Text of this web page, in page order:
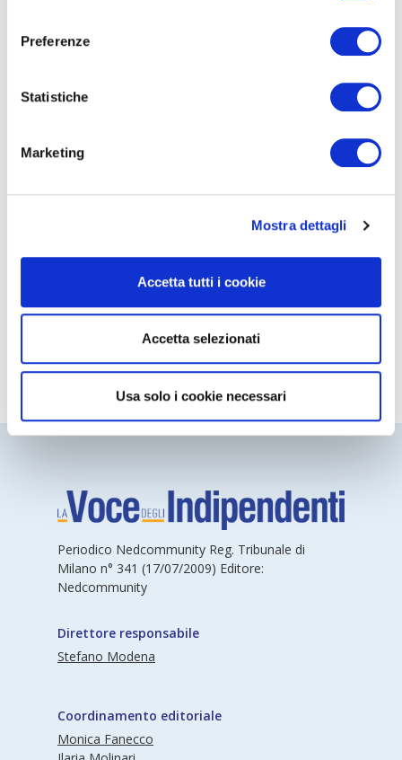
Preferenze
Statistiche
Marketing
Mostra dettagli
Accetta tutti i cookie
Accetta selezionati
Usa solo i cookie necessari
Innovazione e best practice nel reporting in Italia
Condividi articolo:
Periodico Nedcommunity Reg. Tribunale di
Milano n° 341 (17/07/2009) Editore:
Nedcommunity
Direttore responsabile
Stefano Modena
Coordinamento editoriale
Monica Fanecco